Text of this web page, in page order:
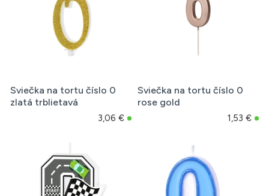
Sviečka na tortu číslo 0
zlatá trblietavá
3,06 €
Sviečka na tortu číslo 0
rose gold
1,53 €